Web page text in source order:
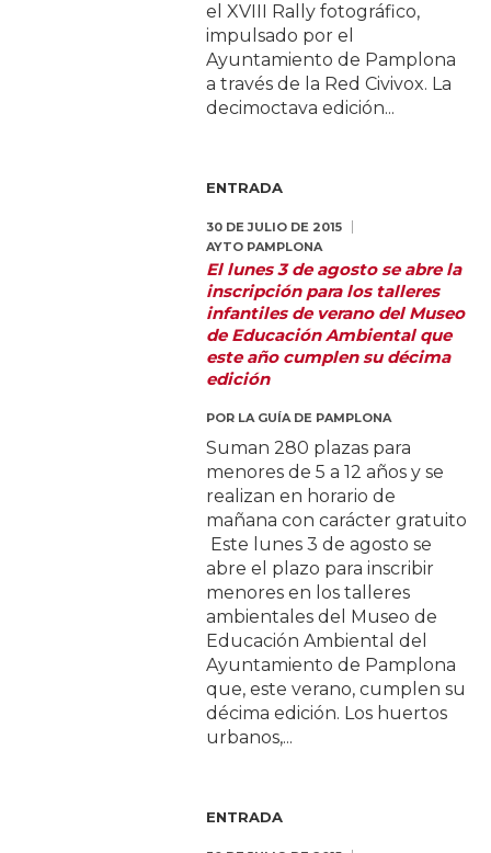
el XVIII Rally fotográfico,
impulsado por el
Ayuntamiento de Pamplona
a través de la Red Civivox. La
decimoctava edición...
ENTRADA
30 DE JULIO DE 2015
AYTO PAMPLONA
El lunes 3 de agosto se abre la
inscripción para los talleres
infantiles de verano del Museo
de Educación Ambiental que
este año cumplen su décima
edición
POR LA GUÍA DE PAMPLONA
Suman 280 plazas para
menores de 5 a 12 años y se
realizan en horario de
mañana con carácter gratuito
Este lunes 3 de agosto se
abre el plazo para inscribir
menores en los talleres
ambientales del Museo de
Educación Ambiental del
Ayuntamiento de Pamplona
que, este verano, cumplen su
décima edición. Los huertos
urbanos,...
ENTRADA